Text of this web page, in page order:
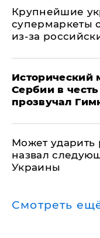
Крупнейшие
супермаркеты
из-за
Исторический
Сербии в
прозвучал
Может ударить
назвал
Украины
Смотреть